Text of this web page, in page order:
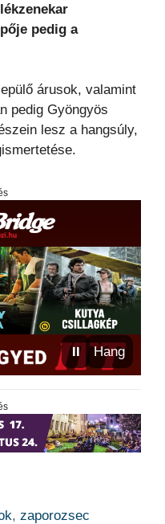
pedig a
árusok, valamint
pedig Gyöngyös
lesz a hangsúly,
⏸ Hang
,zaporozsec